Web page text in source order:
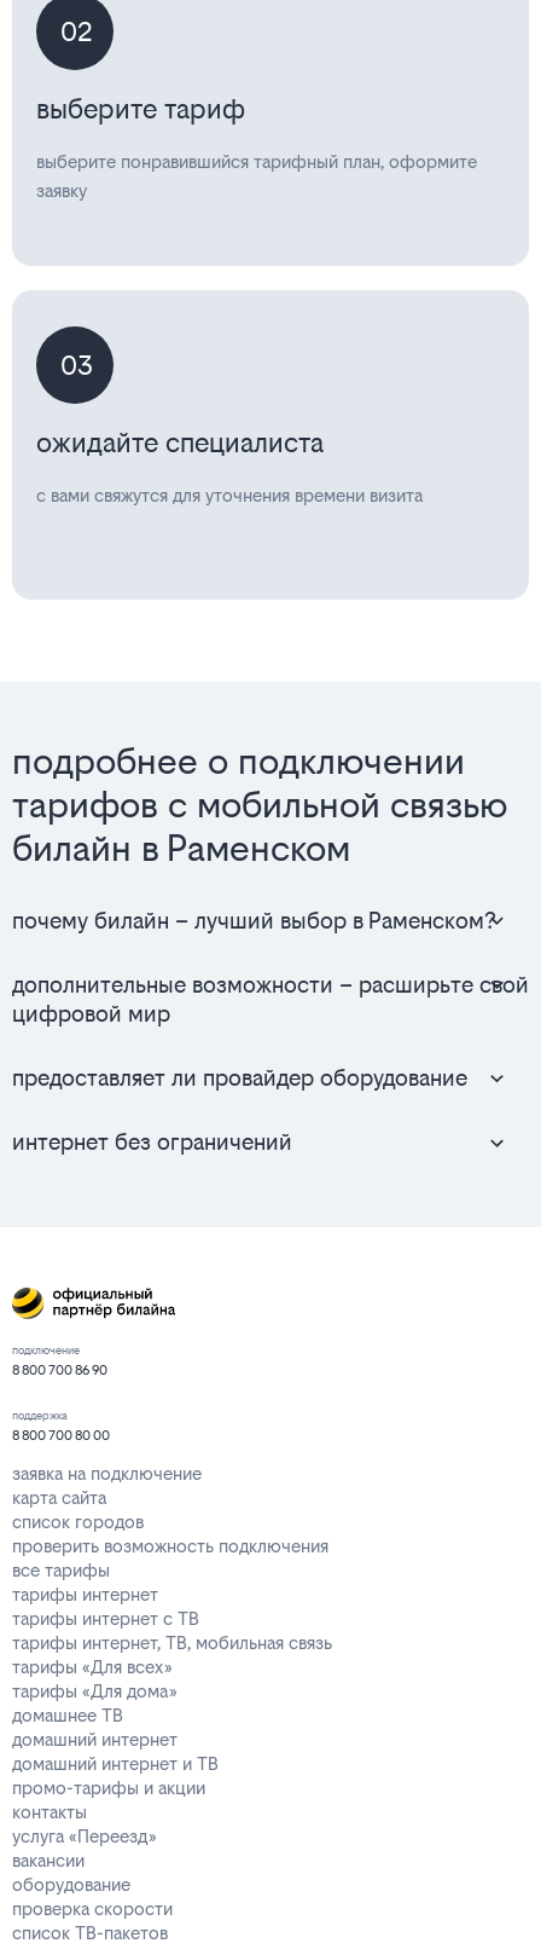
02
выберите тариф
выберите понравившийся тарифный план, оформите
заявку
03
ожидайте специалиста
с вами свяжутся для уточнения времени визита
подробнее о подключении
тарифов с мобильной связью
билайн в Раменском
почему билайн – лучший выбор в Раменском?
дополнительные возможности – расширьте свой
цифровой мир
предоставляет ли провайдер оборудование
интернет без ограничений
подключение
8 800 700 86 90
поддержка
8 800 700 80 00
заявка на подключение
карта сайта
список городов
проверить возможность подключения
все тарифы
тарифы интернет
тарифы интернет с ТВ
тарифы интернет, ТВ, мобильная связь
тарифы «Для всех»
тарифы «Для дома»
домашнее ТВ
домашний интернет
домашний интернет и ТВ
промо-тарифы и акции
контакты
услуга «Переезд»
вакансии
оборудование
проверка скорости
список ТВ-пакетов